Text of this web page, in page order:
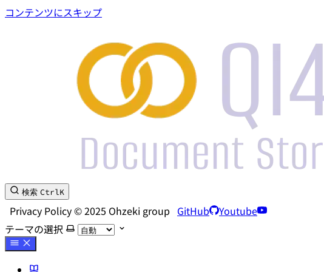
コンテンツにスキップ
検索 CtrlK
Privacy Policy © 2025 Ohzeki group GitHub
Youtube
テーマの選択